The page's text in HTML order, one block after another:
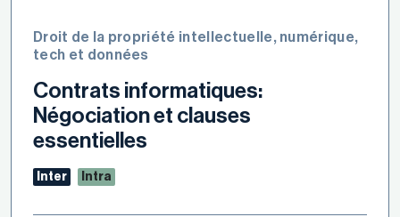
Droit de la propriété intellectuelle, numérique,
tech et données
Contrats informatiques:
Négociation et clauses
essentielles
Inter Intra